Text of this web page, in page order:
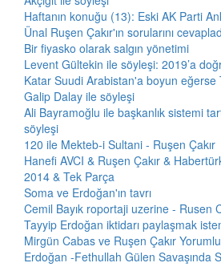
Haftanın konuğu (13): Eski AK Parti
Ünal Ruşen Çakır'ın sorularını
Bir fiyasko olarak salgın yönetimi
Levent Gültekin ile söyleşi: 2019’a
Katar Suudi Arabistan'a boyun eğerse
Galip Dalay ile söyleşi
Ali Bayramoğlu ile başkanlık sistemi
söyleşi
120 ile Mekteb-i Sultani - Ruşen Çakır
Hanefi AVCI & Ruşen Çakır &
2014 & Tek Parça
Soma ve Erdoğan'ın tavrı
Cemil Bayık roportaji uzerine - Rusen
Tayyip Erdoğan iktidarı paylaşmak
Mirgün Cabas ve Ruşen Çakır
Erdoğan -Fethullah Gülen Savaşında